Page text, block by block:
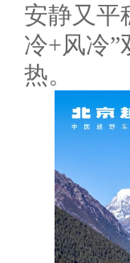
安静又平
冷+风冷
热。